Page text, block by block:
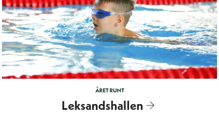
ÅRET RUNT
Leksandshallen